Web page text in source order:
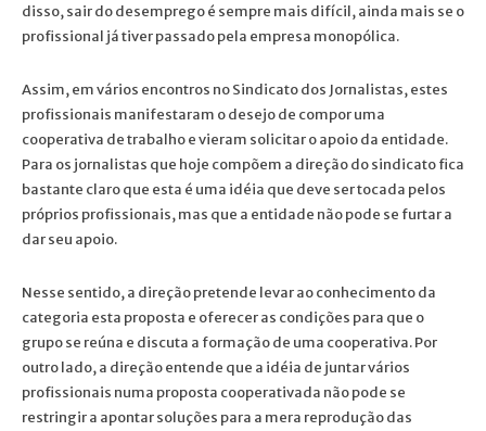
disso, sair do desemprego é sempre mais difícil, ainda mais se o
profissional já tiver passado pela empresa monopólica.
Assim, em vários encontros no Sindicato dos Jornalistas, estes
profissionais manifestaram o desejo de compor uma
cooperativa de trabalho e vieram solicitar o apoio da entidade.
Para os jornalistas que hoje compõem a direção do sindicato fica
bastante claro que esta é uma idéia que deve ser tocada pelos
próprios profissionais, mas que a entidade não pode se furtar a
dar seu apoio.
Nesse sentido, a direção pretende levar ao conhecimento da
categoria esta proposta e oferecer as condições para que o
grupo se reúna e discuta a formação de uma cooperativa. Por
outro lado, a direção entende que a idéia de juntar vários
profissionais numa proposta cooperativada não pode se
restringir a apontar soluções para a mera reprodução das